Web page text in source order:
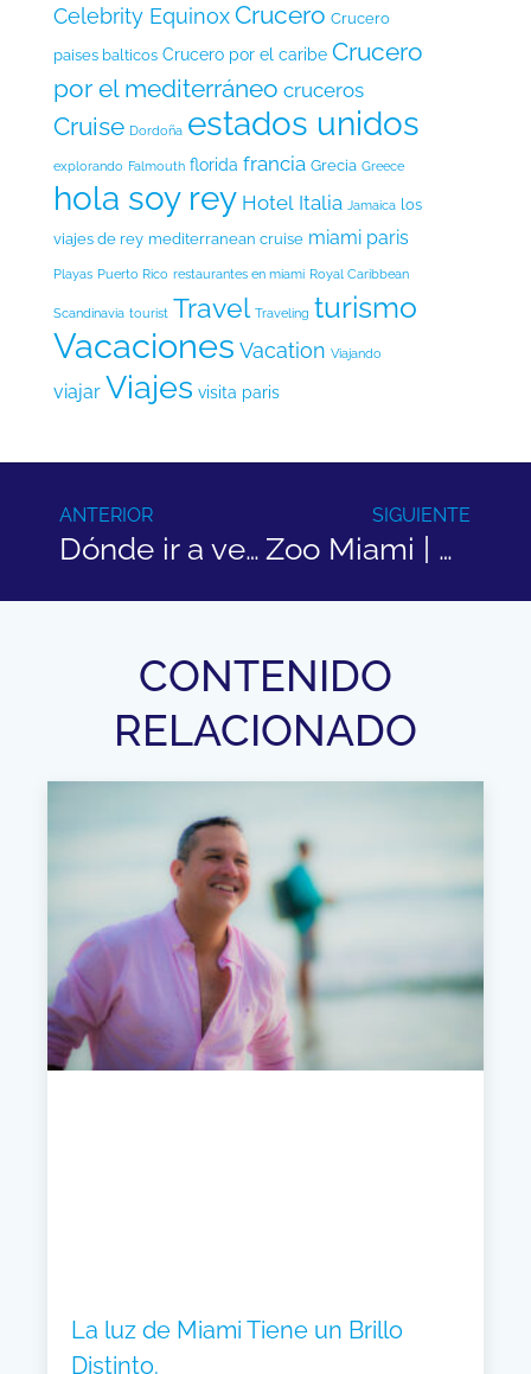
Celebrity EquinoxCrucero Crucero
paises balticos Crucero por el caribe Crucero
por el mediterráneo cruceros
Cruise Dordoña estados unidos
explorando Falmouth florida francia Grecia Greece
hola soy rey Hotel Italia Jamaica los
viajes de rey mediterranean cruise miami paris
Playas Puerto Rico restaurantes en miami Royal Caribbean
Scandinavia tourist Travel Traveling turismo
Vacaciones Vacation Viajando
viajar Viajes visita paris
ANTERIOR
Dónde ir a ver Ballenas
SIGUIENTE
Zoo Miami | Zoológico de Miami
CONTENIDO
RELACIONADO
La luz de Miami Tiene un Brillo
Distinto.